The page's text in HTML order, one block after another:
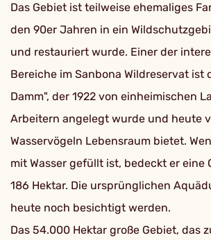
Das Gebiet ist teilweise ehemaliges
den 90er Jahren in ein
und restauriert wurde. Einer der
Bereiche im Sanbona Wildreservat ist
Damm", der 1922 von einheimischen
Arbeitern angelegt wurde und heute
Wasservögeln Lebensraum bietet.
mit Wasser gefüllt ist, bedeckt er eine
186 Hektar. Die ursprünglichen
heute noch besichtigt werden.
Das 54.000 Hektar große Gebiet, das